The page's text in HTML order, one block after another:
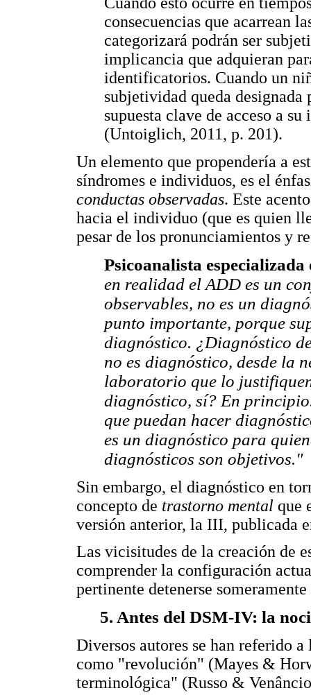
consecuencias que acarrean
categorizará podrán ser
implicancia que adquieran
identificatorios. Cuando un
subjetividad queda
supuesta clave de acceso a
(Untoiglich, 2011, p. 201).
Un elemento que propendería a
síndromes e individuos, es el
conductas observadas. Este
hacia el individuo (que es quien
pesar de los pronunciamientos y
Psicoanalista especializada
en realidad el ADD es un
observables, no es un
punto importante, porque
diagnóstico. ¿Diagnóstico
no es diagnóstico, desde la
laboratorio que lo
diagnóstico, sí? En
que puedan hacer
es un diagnóstico para
diagnósticos son objetivos."
Sin embargo, el diagnóstico en
concepto de trastorno mental que
versión anterior, la III, publicada
Las vicisitudes de la creación de
comprender la configuración
pertinente detenerse
5. Antes del DSM-IV: la
Diversos autores se han referido
como "revolución" (Mayes &
terminológica" (Russo &